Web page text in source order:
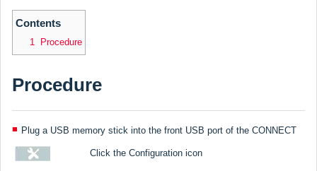
Contents
1 Procedure
Procedure
Plug a USB memory stick into the front USB port of the CONNECT
Click the Configuration icon